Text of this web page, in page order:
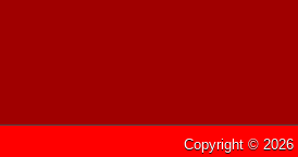
Copyright © 2026